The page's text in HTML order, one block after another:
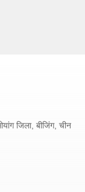
जिला, बीजिंग, चीन